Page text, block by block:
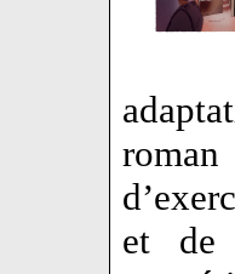
et de